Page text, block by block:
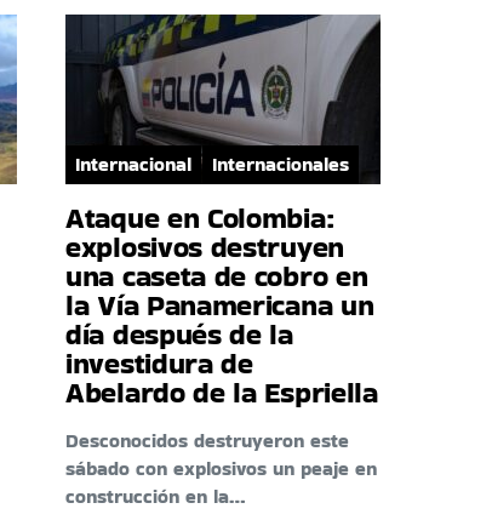
Internacional Internacionales
Ataque en Colombia:
explosivos destruyen
una caseta de cobro en
la Vía Panamericana un
día después de la
investidura de
Abelardo de la Espriella
Desconocidos destruyeron este
sábado con explosivos un peaje en
construcción en la…